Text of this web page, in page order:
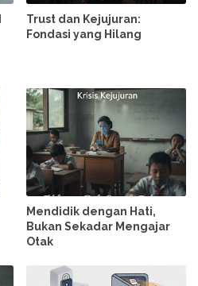
Trust dan Kejujuran:
Fondasi yang Hilang
Mendidik dengan Hati,
Bukan Sekadar Mengajar
Otak